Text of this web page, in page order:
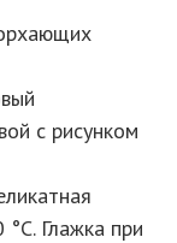
с рисунком
Глажка при